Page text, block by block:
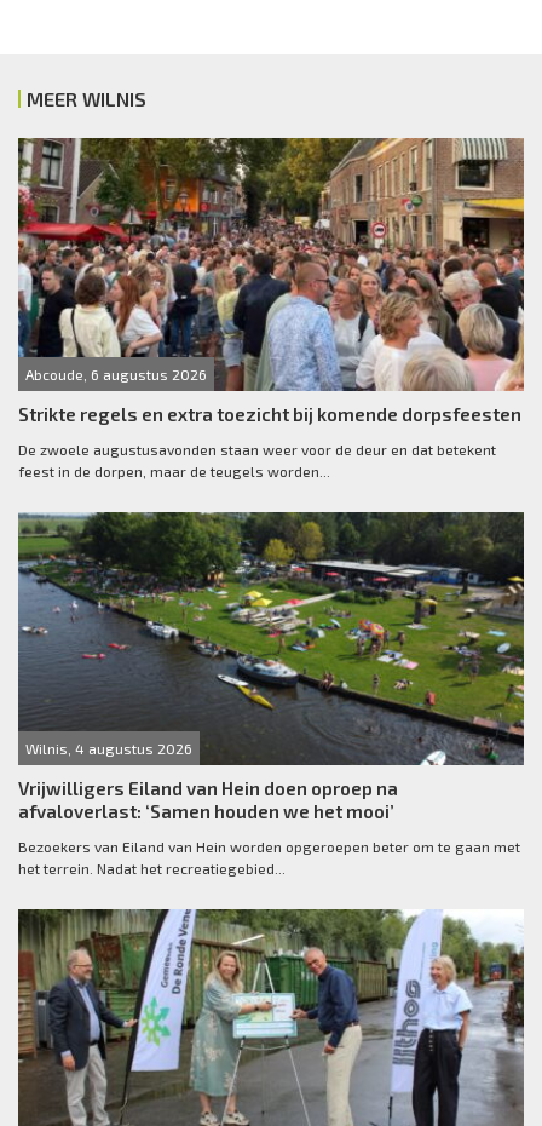
MEER WILNIS
Abcoude, 6 augustus 2026
Strikte regels en extra toezicht bij komende dorpsfeesten
De zwoele augustusavonden staan weer voor de deur en dat betekent
feest in de dorpen, maar de teugels worden...
Wilnis, 4 augustus 2026
Vrijwilligers Eiland van Hein doen oproep na
afvaloverlast: ‘Samen houden we het mooi’
Bezoekers van Eiland van Hein worden opgeroepen beter om te gaan met
het terrein. Nadat het recreatiegebied...